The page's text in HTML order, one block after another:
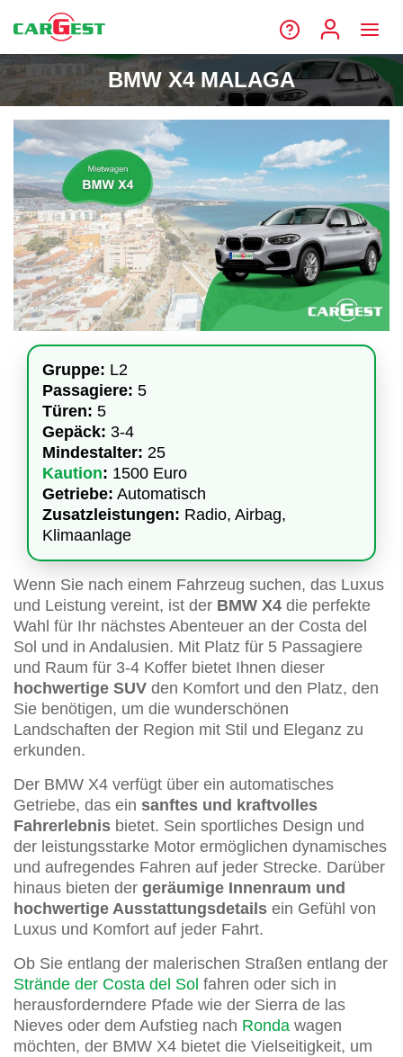
BMW X4 MALAGA
Gruppe: L2
Passagiere: 5
Türen: 5
Gepäck: 3-4
Mindestalter: 25
Kaution: 1500 Euro
Getriebe: Automatisch
Zusatzleistungen: Radio, Airbag,
Klimaanlage
Wenn Sie nach einem Fahrzeug suchen, das Luxus
und Leistung vereint, ist der BMW X4 die perfekte
Wahl für Ihr nächstes Abenteuer an der Costa del
Sol und in Andalusien. Mit Platz für 5 Passagiere
und Raum für 3-4 Koffer bietet Ihnen dieser
hochwertige SUV den Komfort und den Platz, den
Sie benötigen, um die wunderschönen
Landschaften der Region mit Stil und Eleganz zu
erkunden.
Der BMW X4 verfügt über ein automatisches
Getriebe, das ein sanftes und kraftvolles
Fahrerlebnis bietet. Sein sportliches Design und
der leistungsstarke Motor ermöglichen dynamisches
und aufregendes Fahren auf jeder Strecke. Darüber
hinaus bieten der geräumige Innenraum und
hochwertige Ausstattungsdetails ein Gefühl von
Luxus und Komfort auf jeder Fahrt.
Ob Sie entlang der malerischen Straßen entlang der
Strände der Costa del Sol fahren oder sich in
herausforderndere Pfade wie der Sierra de las
Nieves oder dem Aufstieg nach Ronda wagen
möchten, der BMW X4 bietet die Vielseitigkeit, um